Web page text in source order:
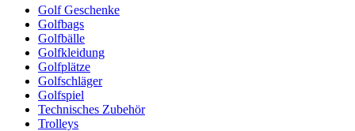
Golf Geschenke
Golfbags
Golfbälle
Golfkleidung
Golfplätze
Golfschläger
Golfspiel
Technisches Zubehör
Trolleys